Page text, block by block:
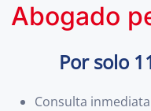
Abogado
Por solo
Consulta inmediata